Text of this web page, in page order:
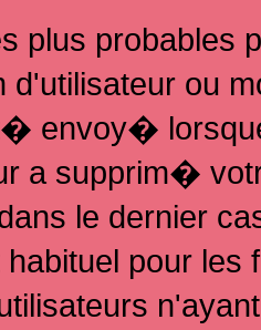
plus probables
ou
envoy�
a supprim�
le dernier
pour les